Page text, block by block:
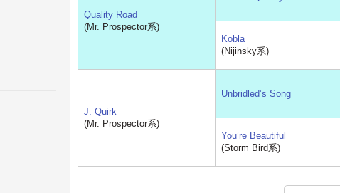
Quality Road
(Mr. Prospector系)
Kobla
(Nijinsky系)
J. Quirk
(Mr. Prospector系)
Unbridled’s Song
You’re Beautiful
(Storm Bird系)